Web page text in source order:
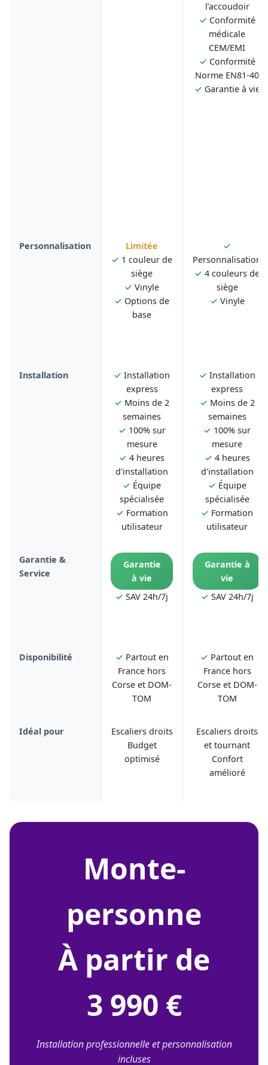
l’accoudoir
✓ Conformité
médicale
CEM/EMI
✓ Conformité
Norme EN81-40
✓ Garantie à vie
Personnalisation
Limitée
✓ 1 couleur de
siège
✓ Vinyle
✓ Options de
base
✓
Personnalisation
✓ 4 couleurs de
siège
✓ Vinyle
Installation ✓ Installation
express
✓ Moins de 2
semaines
✓ 100% sur
mesure
✓ 4 heures
d'installation
✓ Équipe
spécialisée
✓ Formation
utilisateur
✓ Installation
express
✓ Moins de 2
semaines
✓ 100% sur
mesure
✓ 4 heures
d'installation
✓ Équipe
spécialisée
✓ Formation
utilisateur
Garantie &
Service
Garantie
à vie
✓ SAV 24h/7j
Garantie à
vie
✓ SAV 24h/7j
Disponibilité ✓ Partout en
France hors
Corse et DOM-
TOM
✓ Partout en
France hors
Corse et DOM-
TOM
Idéal pour
Escaliers droits
Budget
optimisé
Escaliers droits
et tournant
Confort
amélioré
monte-
personne
À partir de
3 990 €
Installation professionnelle et personnalisation
incluses